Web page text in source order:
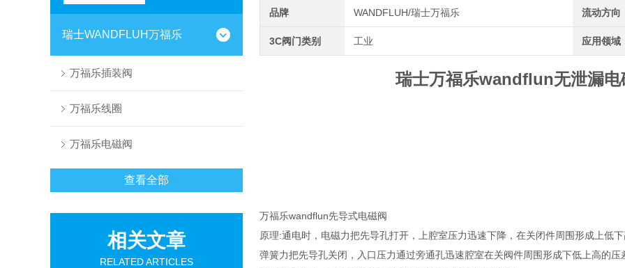
瑞士WANDFLUH万福乐
万福乐插装阀
万福乐线圈
万福乐电磁阀
查看全部
相关文章
RELATED ARTICLES
品牌 WANDFLUH/瑞士万福乐 流动方向
3C阀门类别 工业 应用领域
瑞士万福乐wandflun无泄漏电
万福乐wandflun先导式电磁阀
原理:通电时，电磁力把先导孔打开，上腔室压力迅速下降，在关闭件周围形成上低
弹簧力把先导孔关闭，入口压力通过旁通孔迅速腔室在关阀件周围形成下低上高的